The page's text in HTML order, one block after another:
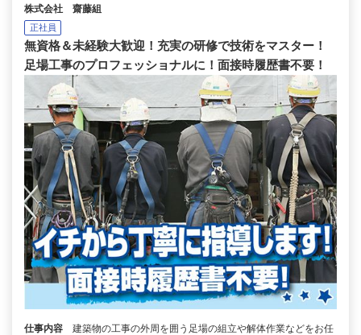
株式会社 齋藤組
正社員
無資格＆未経験大歓迎！充実の研修で技術をマスター！
足場工事のプロフェッショナルに！面接時履歴書不要！
仕事内容
建築物の工事の外周を囲う足場の組立や解体作業などをお任